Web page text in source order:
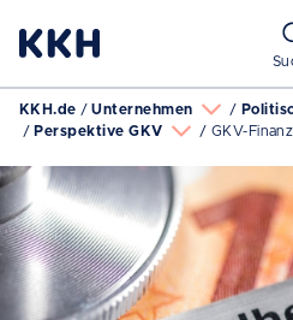
KKH.de Unternehmen
Perspektive GKV
GKV-